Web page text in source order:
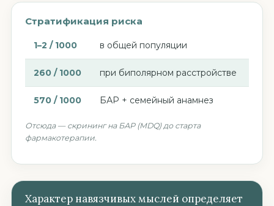
Стратификация риска
1–2 / 1000 в общей популяции
260 / 1000 при биполярном расстройстве
570 / 1000 БАР + семейный анамнез
Отсюда — скрининг на БАР (MDQ) до старта
фармакотерапии.
Характер навязчивых мыслей определяет